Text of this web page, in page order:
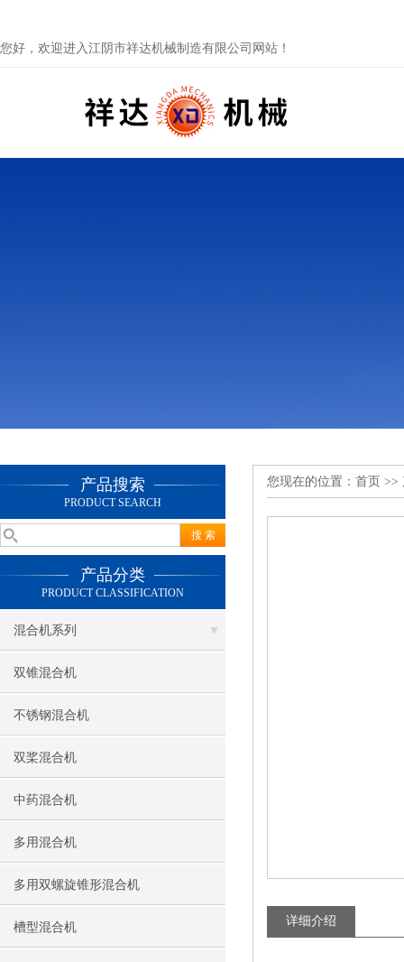
您好，欢迎进入江阴市祥达机械制造有限公司网站！
产品搜索
PRODUCT SEARCH
产品分类
PRODUCT CLASSIFICATION
混合机系列
双锥混合机
不锈钢混合机
双桨混合机
中药混合机
多用混合机
多用双螺旋锥形混合机
槽型混合机
您现在的位置： 首页 >>
详细介绍